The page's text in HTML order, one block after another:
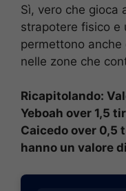
Sì, vero che gioca
strapotere fisico e
permettono
nelle zone che
Ricapitolando:
Yeboah over 1,5
Caicedo over 0,5
hanno un valore